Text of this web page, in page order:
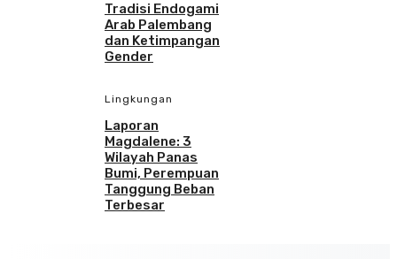
Tradisi Endogami
Arab Palembang
dan Ketimpangan
Gender
Lingkungan
Laporan
Magdalene: 3
Wilayah Panas
Bumi, Perempuan
Tanggung Beban
Terbesar